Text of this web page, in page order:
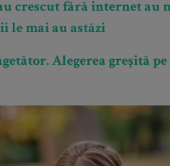
crescut fără internet au
le mai au astăzi
Alegerea greșită pe